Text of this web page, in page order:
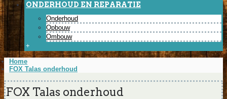
ONDERHOUD EN REPARATIE
Onderhoud
Opbouw
Ombouw
+
Home
FOX Talas onderhoud
FOX Talas onderhoud